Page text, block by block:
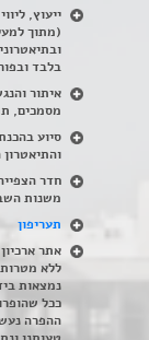
ייעוץ,
בלבד
איתור
מסמכים,
סיוע
משנות
תעריפון
אתר
ללא מטרות
נמצאות
ככל
ההפרה